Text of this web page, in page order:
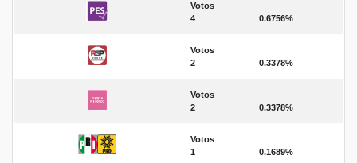
Votos
4
0.6756%
Votos
2
0.3378%
Votos
2
0.3378%
Votos
1
0.1689%